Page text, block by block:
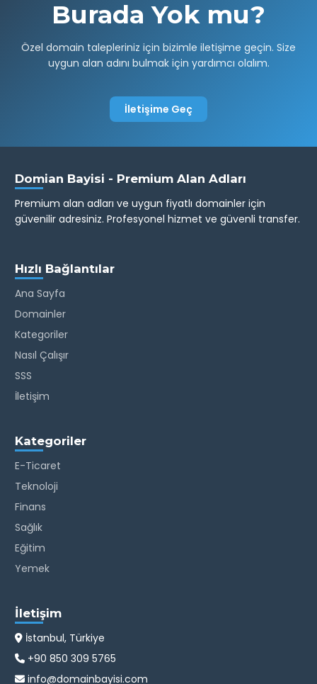
Burada Yok mu?
Özel domain talepleriniz için bizimle iletişime geçin. Size
uygun alan adını bulmak için yardımcı olalım.
İletişime Geç
Domian Bayisi - Premium Alan Adları
Premium alan adları ve uygun fiyatlı domainler için
güvenilir adresiniz. Profesyonel hizmet ve güvenli transfer.
Hızlı Bağlantılar
Ana Sayfa
Domainler
Kategoriler
Nasıl Çalışır
SSS
İletişim
Kategoriler
E-Ticaret
Teknoloji
Finans
Sağlık
Eğitim
Yemek
İletişim
İstanbul, Türkiye
+90 850 309 5765
info@domainbayisi.com